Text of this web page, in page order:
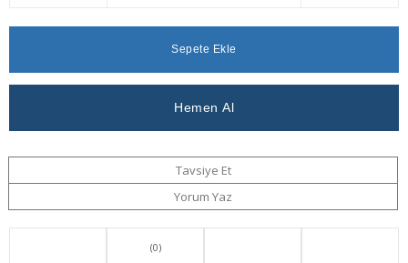
Ver
Tavsiye Et
Yorum Yaz
(0)